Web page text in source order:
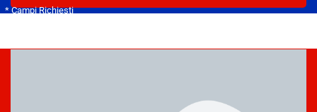
* Campi Richiesti